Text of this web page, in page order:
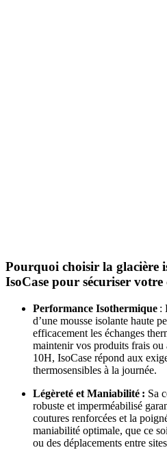
Pourquoi choisir la glacière
IsoCase pour sécuriser
Performance Isothermique :
d’une mousse isolante haute
efficacement les échanges
maintenir vos produits frais ou
10H, IsoCase répond aux
thermosensibles à la journée.
Légèreté et Maniabilité : Sa
robuste et imperméabilisé
coutures renforcées et la
maniabilité optimale, que ce
ou des déplacements entre